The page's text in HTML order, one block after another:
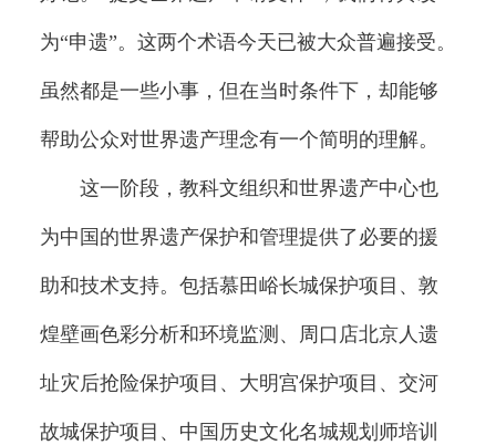
为“申遗”。这两个术语今天已被大众普遍接受。
虽然都是一些小事，但在当时条件下，却能够
帮助公众对世界遗产理念有一个简明的理解。
这一阶段，教科文组织和世界遗产中心也
为中国的世界遗产保护和管理提供了必要的援
助和技术支持。包括慕田峪长城保护项目、敦
煌壁画色彩分析和环境监测、周口店北京人遗
址灾后抢险保护项目、大明宫保护项目、交河
故城保护项目、中国历史文化名城规划师培训